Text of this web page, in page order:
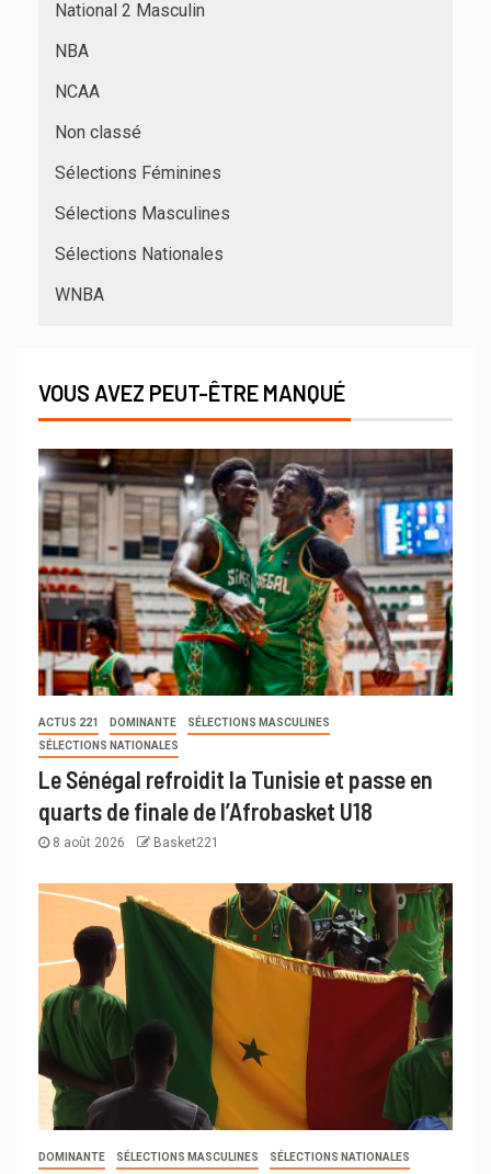
National 2 Masculin
NBA
NCAA
Non classé
Sélections Féminines
Sélections Masculines
Sélections Nationales
WNBA
VOUS AVEZ PEUT-ÊTRE MANQUÉ
ACTUS 221 DOMINANTE
SÉLECTIONS MASCULINES
SÉLECTIONS NATIONALES
Le Sénégal refroidit la Tunisie et passe en
quarts de finale de l’Afrobasket U18
8 août 2026 Basket221
DOMINANTE SÉLECTIONS MASCULINES SÉLECTIONS NATIONALES